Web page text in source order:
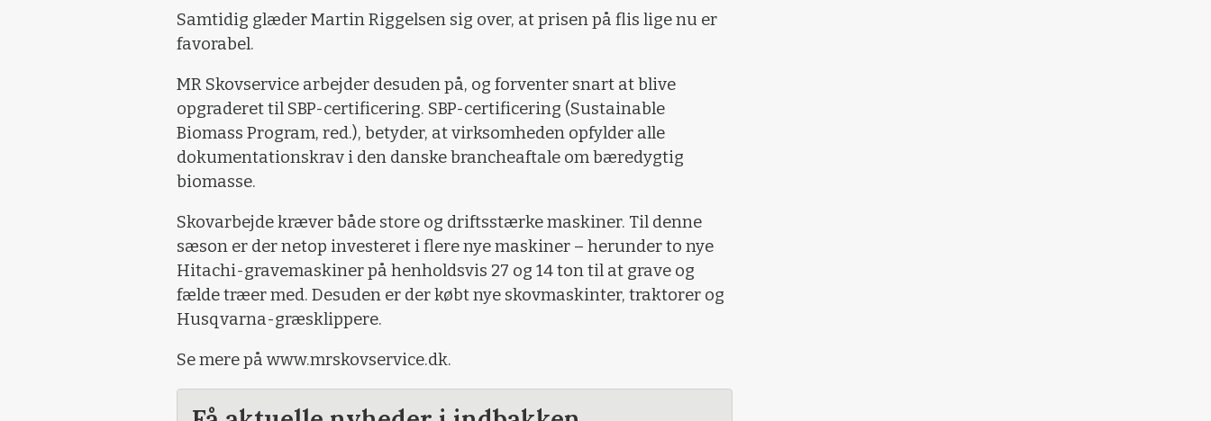
Samtidig glæder Martin Riggelsen sig over, at prisen på flis lige nu er
favorabel.
MR Skovservice arbejder desuden på, og forventer snart at blive
opgraderet til SBP-certificering. SBP-certificering (Sustainable
Biomass Program, red.), betyder, at virksomheden opfylder alle
dokumentationskrav i den danske brancheaftale om bæredygtig
biomasse.
Skovarbejde kræver både store og driftsstærke maskiner. Til denne
sæson er der netop investeret i flere nye maskiner – herunder to nye
Hitachi-gravemaskiner på henholdsvis 27 og 14 ton til at grave og
fælde træer med. Desuden er der købt nye skovmaskinter, traktorer og
Husqvarna-græsklippere.
Se mere på www.mrskovservice.dk.